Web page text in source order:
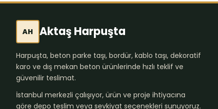
AH Aktaş Harpuşta
Harpuşta, beton parke taşı, bordür, kablo taşı, dekoratif
karo ve dış mekan beton ürünlerinde hızlı teklif ve
güvenilir teslimat.
İstanbul merkezli çalışıyor, ürün ve proje ihtiyacına
göre depo teslim veya sevkiyat seçenekleri sunuyoruz.